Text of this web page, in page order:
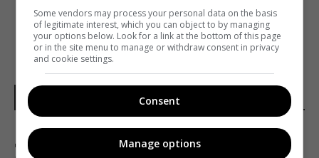
НОВИНИ УКРАЇНИ І СВІТУ
Дістатися "нуля" стає майже неможливим
Some vendors may process your personal data on the basis
of legitimate interest, which you can object to by managing
your options below. Look for a link at the bottom of this page
or in the site menu to manage or withdraw consent in privacy
and cookie settings.
Consent
Manage options